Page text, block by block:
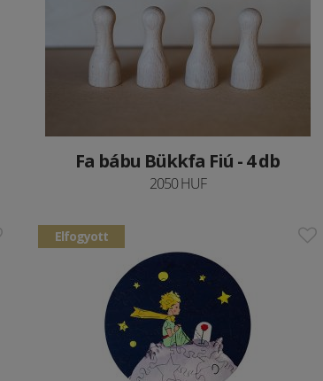
Fa bábu Bükkfa Fiú - 4 db
2050 HUF
Elfogyott